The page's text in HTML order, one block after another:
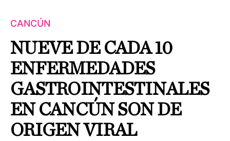
CANCÚN
NUEVE DE CADA 10
ENFERMEDADES
GASTROINTESTINALES
EN CANCÚN SON DE
ORIGEN VIRAL